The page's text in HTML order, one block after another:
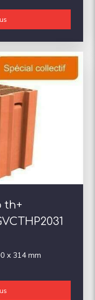
th+
x 314 mm